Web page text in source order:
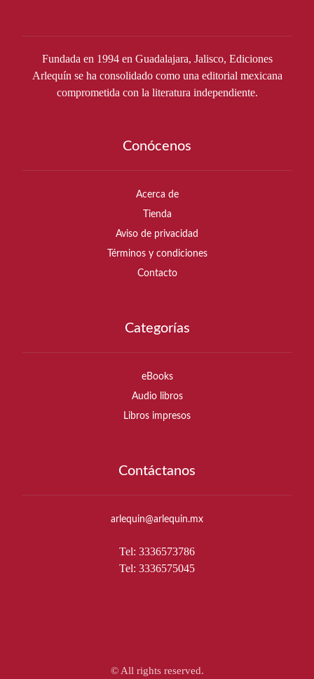
Fundada en 1994 en Guadalajara, Jalisco, Ediciones
Arlequín se ha consolidado como una editorial mexicana
comprometida con la literatura independiente.
Conócenos
Acerca de
Tienda
Aviso de privacidad
Términos y condiciones
Contacto
Categorías
eBooks
Audio libros
Libros impresos
Contáctanos
arlequin@arlequin.mx
Tel: 3336573786
Tel: 3336575045
© All rights reserved.